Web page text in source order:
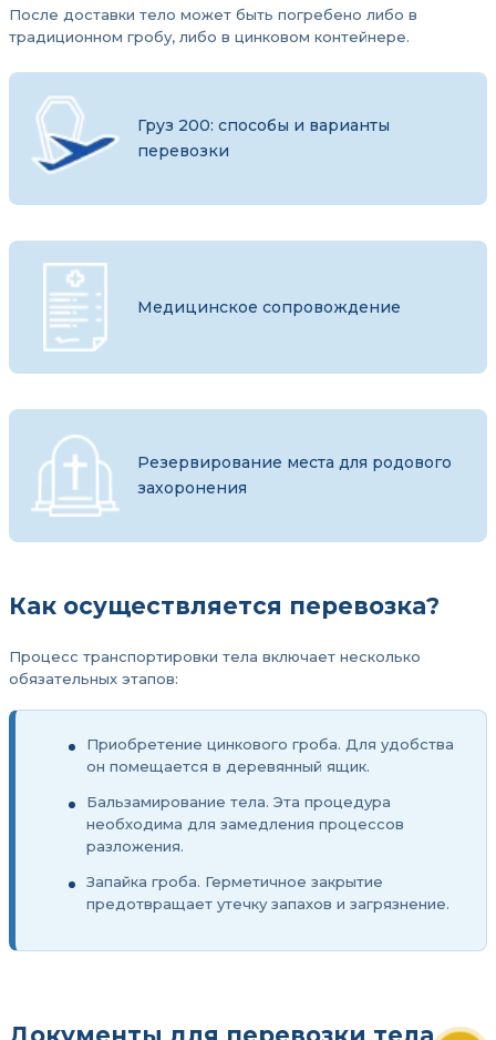
После доставки тело может быть погребено либо в
традиционном гробу, либо в цинковом контейнере.
Груз 200: способы и варианты
перевозки
Медицинское сопровождение
Резервирование места для родового
захоронения
Как осуществляется перевозка?
Процесс транспортировки тела включает несколько
обязательных этапов:
Приобретение цинкового гроба. Для удобства
он помещается в деревянный ящик.
Бальзамирование тела. Эта процедура
необходима для замедления процессов
разложения.
Запайка гроба. Герметичное закрытие
предотвращает утечку запахов и загрязнение.